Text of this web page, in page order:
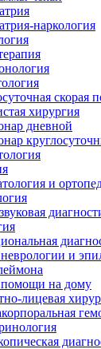
наркология
скорая
хирургия
дневной
и
и
на дому
лицевая